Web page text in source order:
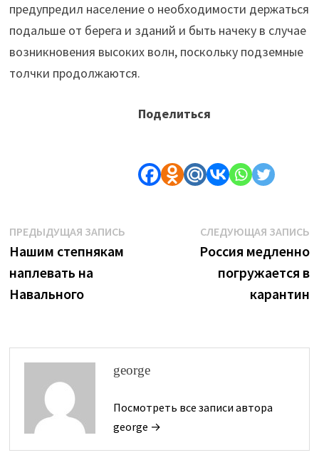
предупредил население о необходимости держаться
подальше от берега и зданий и быть начеку в случае
возникновения высоких волн, поскольку подземные
толчки продолжаются.
Поделиться
Навигация
по
записям
ПРЕДЫДУЩАЯ ЗАПИСЬПредыдущая
Нашим степнякам
наплевать на
Навального
СЛЕДУЮЩАЯ ЗАПИСЬ
Россия медленно
погружается в
карантин
george
Посмотреть все записи автора
george →